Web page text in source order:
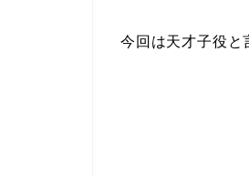
今回は天才子役と